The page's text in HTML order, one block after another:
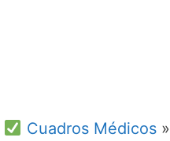
Cuadros Médicos»